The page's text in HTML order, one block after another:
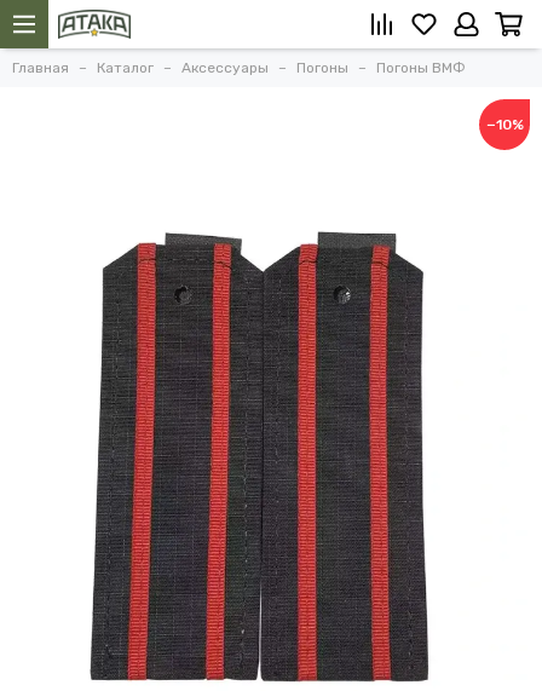
Главная Каталог Аксессуары Погоны Погоны ВМФ
−10%